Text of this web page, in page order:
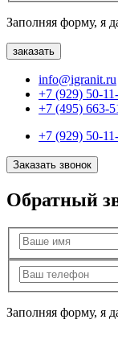
Заполняя форму, я
info@igranit.ru
+7 (929) 50-
+7 (495) 663-
+7 (929) 50-
Заказать звонок
Обратный
Заполняя форму, я